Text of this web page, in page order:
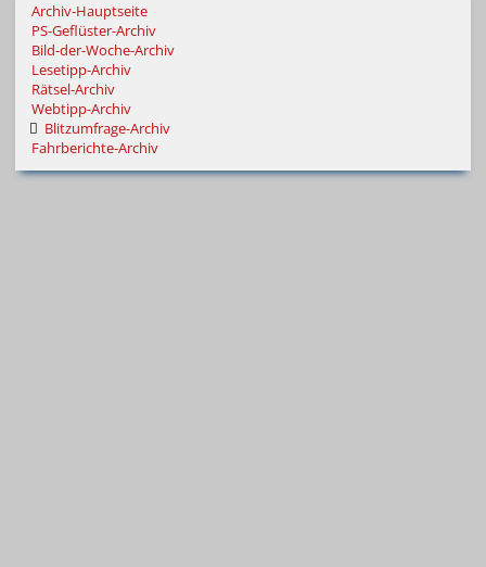
Archiv-Hauptseite
PS-Geflüster-Archiv
Bild-der-Woche-Archiv
Lesetipp-Archiv
Rätsel-Archiv
Webtipp-Archiv
Blitzumfrage-Archiv
Fahrberichte-Archiv